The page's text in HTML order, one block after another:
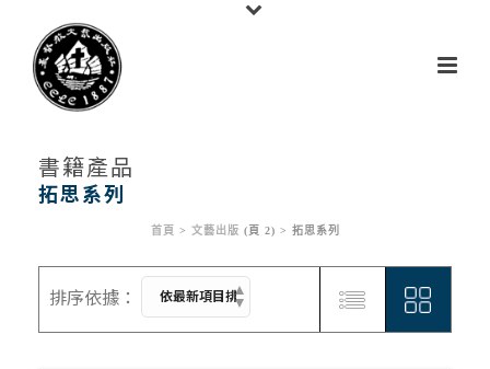
書籍產品
首頁 > 文藝出版 (頁 2) > 拓思系列
拓思系列